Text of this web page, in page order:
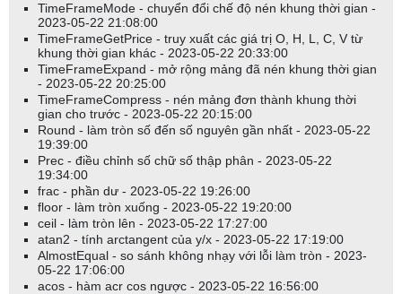
TimeFrameMode - chuyển đổi chế độ nén khung thời gian -
2023-05-22 21:08:00
TimeFrameGetPrice - truy xuất các giá trị O, H, L, C, V từ
khung thời gian khác - 2023-05-22 20:33:00
TimeFrameExpand - mở rộng mảng đã nén khung thời gian
- 2023-05-22 20:25:00
TimeFrameCompress - nén mảng đơn thành khung thời
gian cho trước - 2023-05-22 20:15:00
Round - làm tròn số đến số nguyên gần nhất - 2023-05-22
19:39:00
Prec - điều chỉnh số chữ số thập phân - 2023-05-22
19:34:00
frac - phần dư - 2023-05-22 19:26:00
floor - làm tròn xuống - 2023-05-22 19:20:00
ceil - làm tròn lên - 2023-05-22 17:27:00
atan2 - tính arctangent của y/x - 2023-05-22 17:19:00
AlmostEqual - so sánh không nhạy với lỗi làm tròn - 2023-
05-22 17:06:00
acos - hàm acr cos ngược - 2023-05-22 16:56:00